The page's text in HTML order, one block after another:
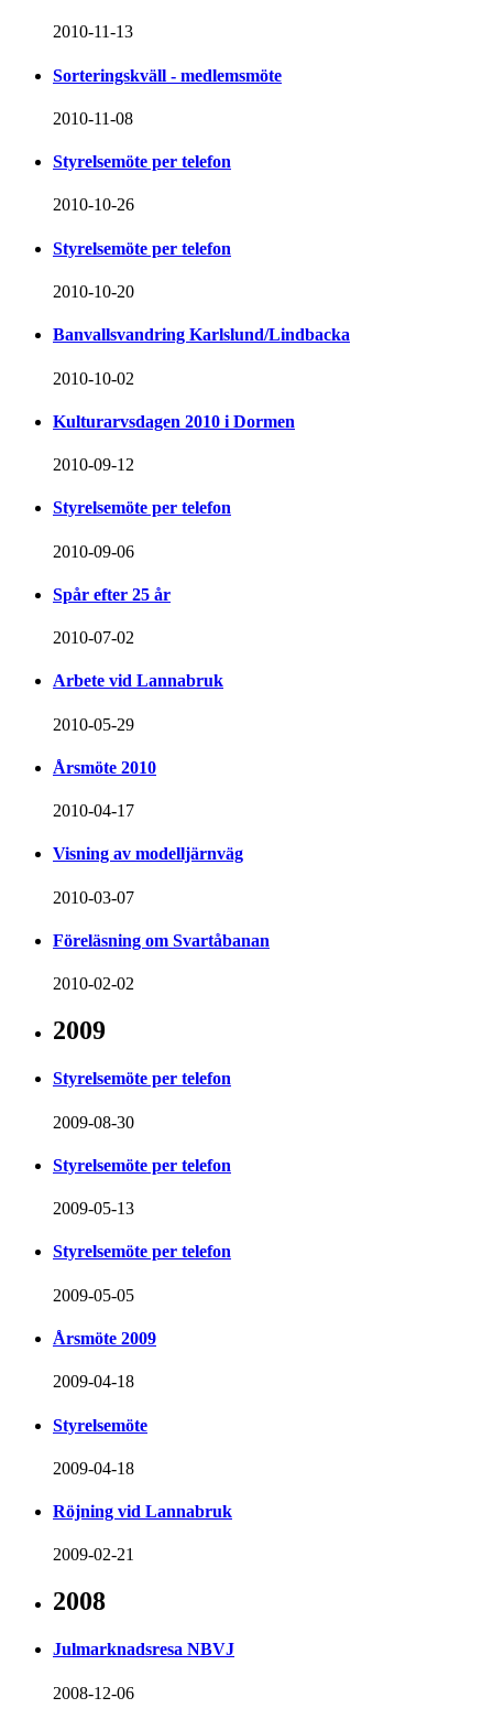
2010-11-13
Sorteringskväll - medlemsmöte
2010-11-08
Styrelsemöte per telefon
2010-10-26
Styrelsemöte per telefon
2010-10-20
Banvallsvandring Karlslund/Lindbacka
2010-10-02
Kulturarvsdagen 2010 i Dormen
2010-09-12
Styrelsemöte per telefon
2010-09-06
Spår efter 25 år
2010-07-02
Arbete vid Lannabruk
2010-05-29
Årsmöte 2010
2010-04-17
Visning av modelljärnväg
2010-03-07
Föreläsning om Svartåbanan
2010-02-02
2009
Styrelsemöte per telefon
2009-08-30
Styrelsemöte per telefon
2009-05-13
Styrelsemöte per telefon
2009-05-05
Årsmöte 2009
2009-04-18
Styrelsemöte
2009-04-18
Röjning vid Lannabruk
2009-02-21
2008
Julmarknadsresa NBVJ
2008-12-06